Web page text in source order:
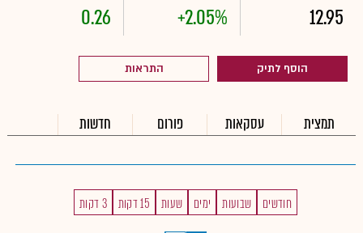
12.95
+2.05%
0.26
הוסף לתיק התראות
תמצית עסקאות פורום חדשות
חודשים שבועות ימים שעות 15 דקות 3 דקות